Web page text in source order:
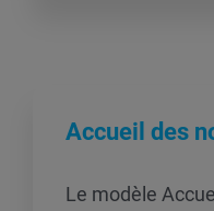
Accueil des
Le modèle